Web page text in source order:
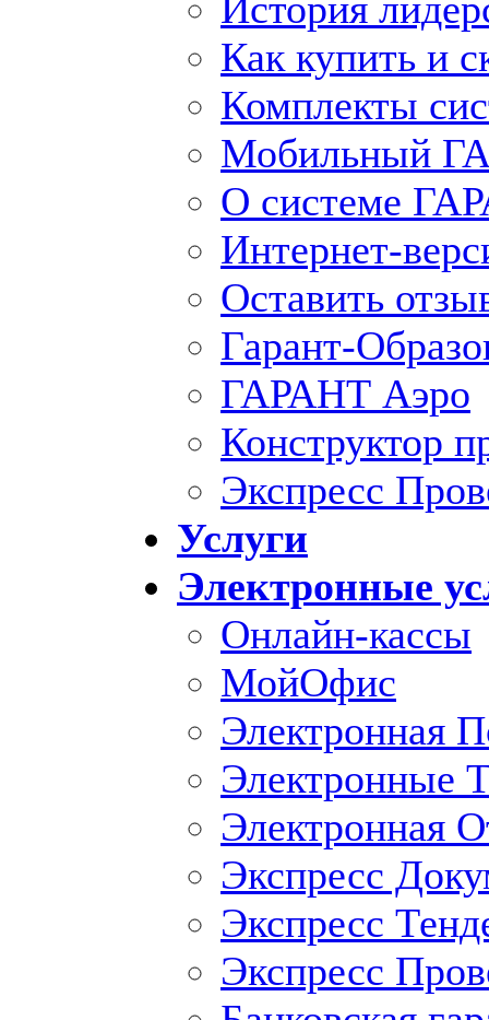
Как купить и
Комплекты
Мобильный
О системе
Интернет-
Оставить
Гарант-
ГАРАНТ Аэро
Конструктор
Экспресс
Услуги
Электронные
Онлайн-кассы
МойОфис
Электронная
Электронные
Электронная
Экспресс
Экспресс
Экспресс